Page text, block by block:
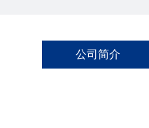
公司简介